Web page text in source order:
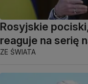
Rosyjskie
reaguje na serię
ZE ŚWIATA